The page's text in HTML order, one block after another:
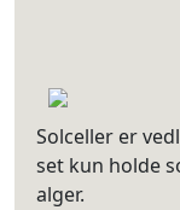
Solceller er
set kun holde
alger.